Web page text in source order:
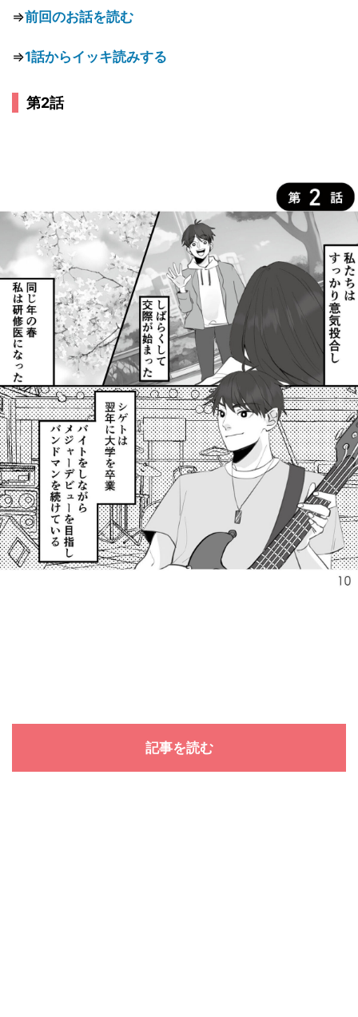
⇒前回のお話を読む
⇒1話からイッキ読みする
第2話
記事を読む